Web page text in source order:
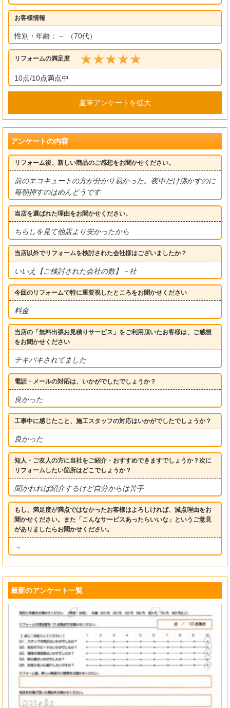
お客様情報
性別・年齢：－ （70代）
リフォームの満足度
10点/10点満点中
直筆アンケートを拡大
アンケートの内容
リフォーム後、新しい商品のご感想をお聞かせください。
前のエコキュートの方が分かり易かった。夜中だけ沸かすのに
毎朝押すのはめんどうです
当店を選ばれた理由をお聞かせください。
ちらしを見て他店より安かったから
当店以外でリフォームを検討された会社様はございましたか？
いいえ【ご検討された会社の数】－社
今回のリフォームで特に重要視したところをお聞かせください
料金
当店の「無料出張お見積りサービス」をご利用頂いたお客様は、ご感想
をお聞かせください
テキパキされてました
電話・メールの対応は、いかがでしたでしょうか？
良かった
工事中に感じたこと、施工スタッフの対応はいかがでしたでしょうか？
良かった
知人・ご友人の方に当社をご紹介・おすすめできますでしょうか？次に
リフォームしたい箇所はどこでしょうか？
聞かれれば紹介するけど自分からは苦手
もし、満足度が満点ではなかったお客様はよろしければ、減点理由をお
聞かせください。また「こんなサービスあったらいいな」というご意見
がありましたらお聞かせください。
－
最新のアンケート一覧